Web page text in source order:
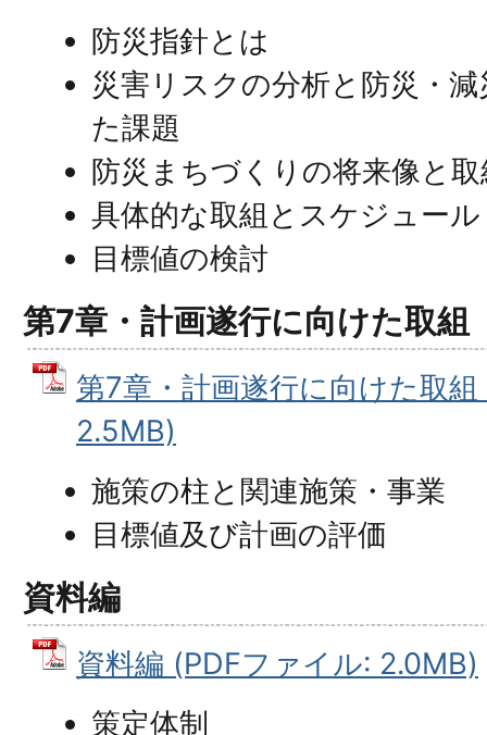
防災指針とは
災害リスクの分析と防災・
た課題
防災まちづくりの将来像と
具体的な取組とスケジュール
目標値の検討
第7章・計画遂行に向けた取組
第7章・計画遂行に向けた取
2.5MB)
施策の柱と関連施策・事業
目標値及び計画の評価
資料編
資料編 (PDFファイル: 2.0MB)
策定体制